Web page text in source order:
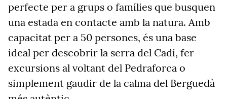
perfecte per a grups o famílies que busquen
una estada en contacte amb la natura. Amb
capacitat per a 50 persones, és una base
ideal per descobrir la serra del Cadí, fer
excursions al voltant del Pedraforca o
simplement gaudir de la calma del Berguedà